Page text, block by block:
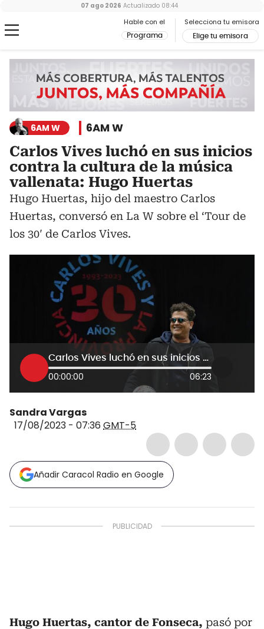
Hable con el
Programa
Selecciona tu emisora
Elige tu emisora
07 ago 2026 Actualizado 08:44
6AM W 6AM W
Carlos Vives luchó en sus inicios
contra la cultura de la música
vallenata: Hugo Huertas
Hugo Huertas, hijo del maestro Carlos
Huertas, conversó en La W sobre el ‘Tour de
los 30′ de Carlos Vives.
Carlos Vives luchó en sus inicios contra la cultura de la música vallenata: Hugo Huertas
00:00:00 06:23
Sandra Vargas
17/08/2023 - 07:36 GMT-5
Añadir Caracol Radio en Google
Hugo Huertas, cantor de Fonseca, pasó por